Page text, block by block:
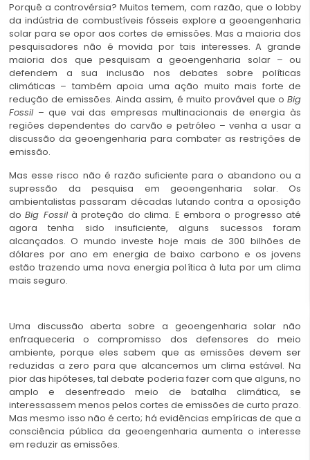
Porquê a controvérsia? Muitos temem, com razão, que o lobby
da indústria de combustíveis fósseis explore a geoengenharia
solar para se opor aos cortes de emissões. Mas a maioria dos
pesquisadores não é movida por tais interesses. A grande
maioria dos que pesquisam a geoengenharia solar – ou
defendem a sua inclusão nos debates sobre políticas
climáticas – também apoia uma ação muito mais forte de
redução de emissões. Ainda assim, é muito provável que o Big
Fossil – que vai das empresas multinacionais de energia às
regiões dependentes do carvão e petróleo – venha a usar a
discussão da geoengenharia para combater as restrições de
emissão.
Mas esse risco não é razão suficiente para o abandono ou a
supressão da pesquisa em geoengenharia solar. Os
ambientalistas passaram décadas lutando contra a oposição
doBig Fossilà proteção do clima. E embora o progresso até
agora tenha sido insuficiente, alguns sucessos foram
alcançados. O mundo investe hoje mais de 300 bilhões de
dólares por ano em energia de baixo carbono e os jovens
estão trazendo uma nova energia política à luta por um clima
mais seguro.
Uma discussão aberta sobre a geoengenharia solar não
enfraqueceria o compromisso dos defensores do meio
ambiente, porque eles sabem que as emissões devem ser
reduzidas a zero para que alcancemos um clima estável. Na
pior das hipóteses, tal debate poderia fazer com que alguns, no
amplo e desenfreado meio de batalha climática, se
interessassem menos pelos cortes de emissões de curto prazo.
Mas mesmo isso não é certo; há evidências empíricas de que a
consciência pública da geoengenharia aumenta o interesse
em reduzir as emissões.